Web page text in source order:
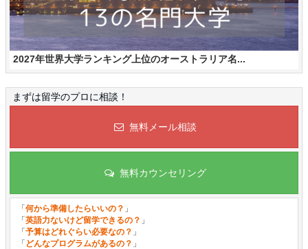
2027年世界大学ランキング上位のオーストラリア名...
まずは留学のプロに相談！
無料メール相談
無料カウンセリング
「 何から準備したらいいの？ 」
「 英語力ないけど留学できるの？ 」
「 予算はどれぐらい必要なの？ 」
「 どんなプログラムがあるの？ 」